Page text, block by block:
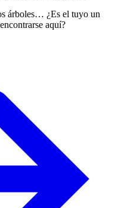
árboles… ¿Es el tuyo un
aquí?